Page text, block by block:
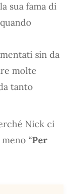
sua fama di
sin da
molte
tanto
Nick ci
“Per